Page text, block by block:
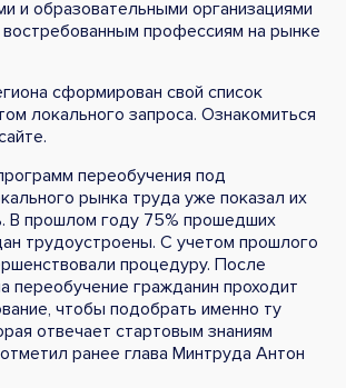
и образовательными организациями
востребованным профессиям на рынке
сформирован свой список
локального запроса. Ознакомиться
переобучения под
рынка труда уже показал их
В прошлом году 75% прошедших
трудоустроены. С учетом прошлого
процедуру. После
переобучение гражданин проходит
чтобы подобрать именно ту
отвечает стартовым знаниям
ранее глава Минтруда Антон